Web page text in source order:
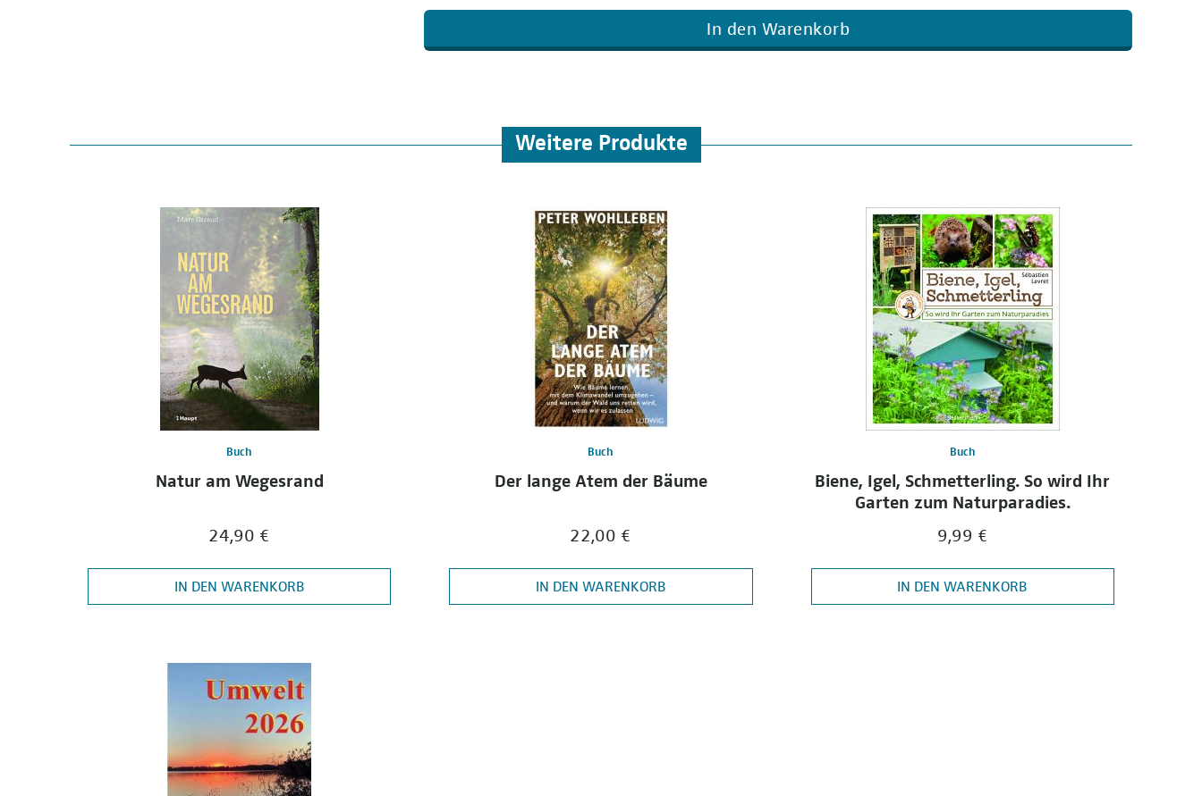
In den Warenkorb
Weitere Produkte
Buch
Natur am Wegesrand
24,90 €
IN DEN WARENKORB
Buch
Der lange Atem der Bäume
22,00 €
IN DEN WARENKORB
Buch
Biene, Igel, Schmetterling. So wird Ihr
Garten zum Naturparadies.
9,99 €
IN DEN WARENKORB